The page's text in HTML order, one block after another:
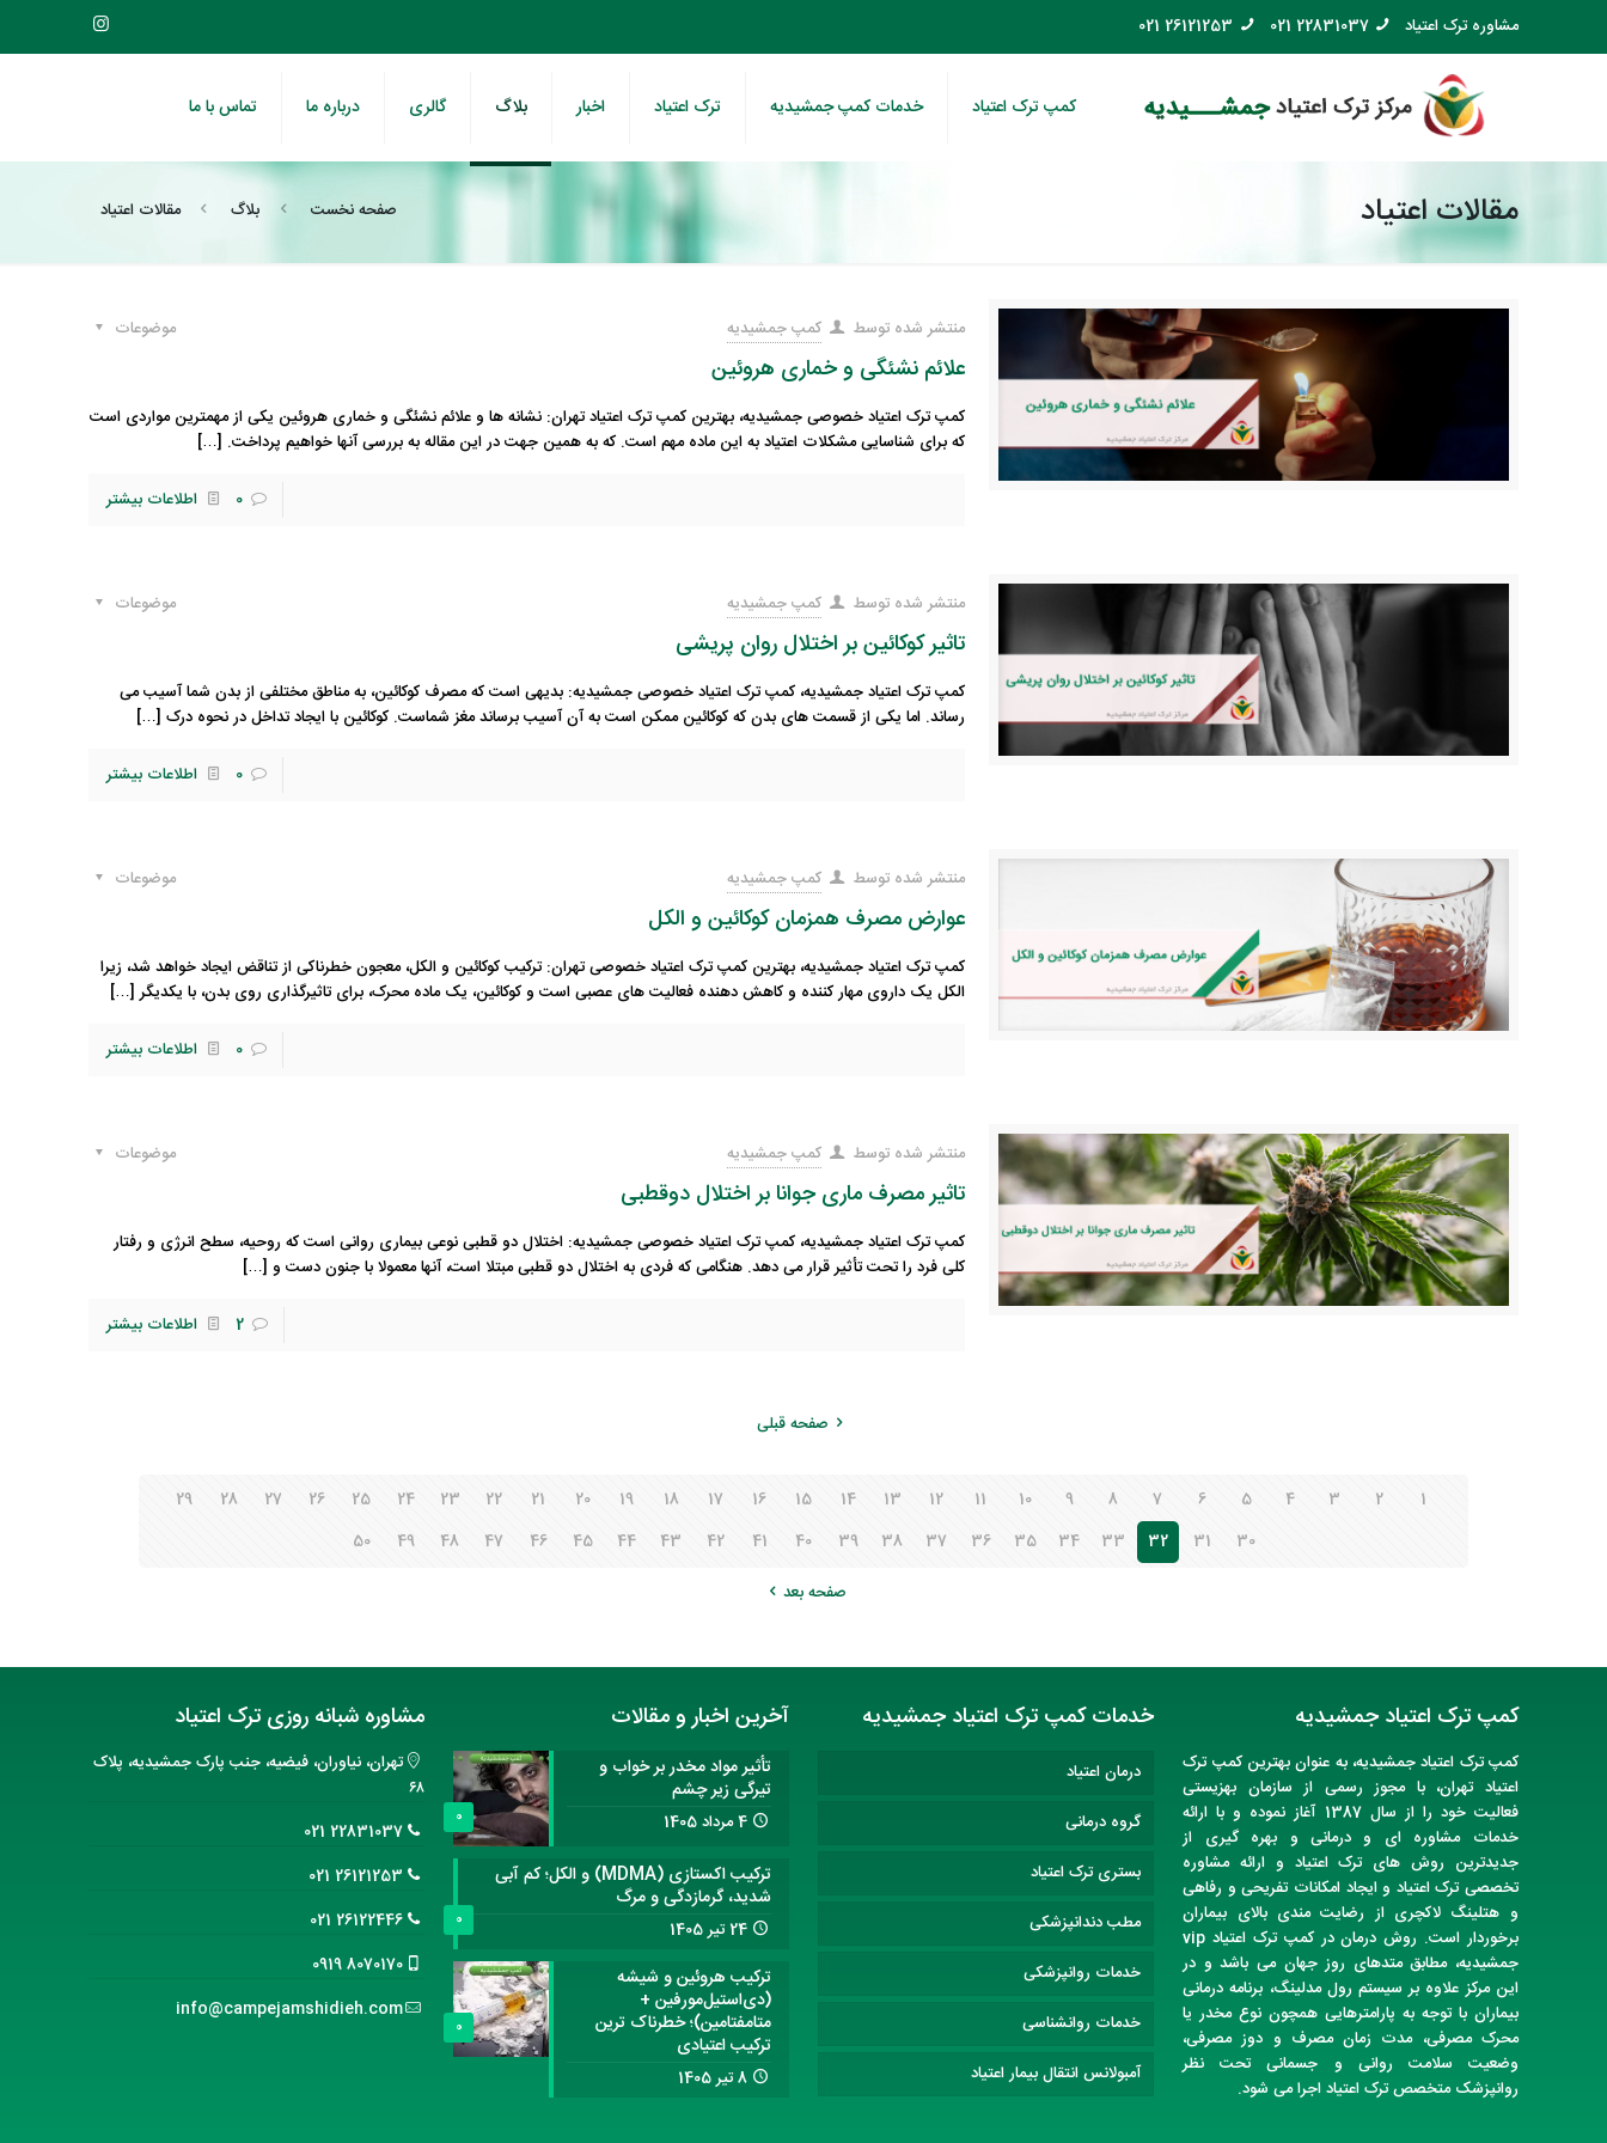
مشاوره ترک اعتیاد 021 22831037
021 26121253
کمپ ترک اعتیاد خدمات کمپ جمشیدیه ترک اعتیاد اخبار بلاگ گالری درباره ما تماس با ما
مقالات اعتیاد صفحه نخست بلاگ مقالات اعتیاد
منتشر شده توسط کمپ جمشیدیه موضوعات
علائم نشئگی و خماری هروئین
کمپ ترک اعتیاد خصوصی جمشیدیه، بهترین کمپ ترک اعتیاد تهران: نشانه ها و علائم نشئگی و خماری هروئین یکی از مهمترین مواردی است
که برای شناسایی مشکلات اعتیاد به این ماده مهم است. که به همین جهت در این مقاله به بررسی آنها خواهیم پرداخت. […]
0 اطلاعات بیشتر
منتشر شده توسط کمپ جمشیدیه موضوعات
تاثیر کوکائین بر اختلال روان پریشی
کمپ ترک اعتیاد جمشیدیه، کمپ ترک اعتیاد خصوصی جمشیدیه: بدیهی است که مصرف کوکائین، به مناطق مختلفی از بدن شما آسیب می
رساند. اما یکی از قسمت های بدن که کوکائین ممکن است به آن آسیب برساند مغز شماست. کوکائین با ایجاد تداخل در نحوه درک[…]
0 اطلاعات بیشتر
منتشر شده توسط کمپ جمشیدیه موضوعات
عوارض مصرف همزمان کوکائین و الکل
کمپ ترک اعتیاد جمشیدیه، بهترین کمپ ترک اعتیاد خصوصی تهران: ترکیب کوکائین و الکل، معجون خطرناکی از تناقض ایجاد خواهد شد، زیرا
الکل یک داروی مهار کننده و کاهش دهنده فعالیت های عصبی است و کوکائین، یک ماده محرک، برای تاثیرگذاری روی بدن، با یکدیگر[…]
0 اطلاعات بیشتر
منتشر شده توسط کمپ جمشیدیه موضوعات
تاثیر مصرف ماری جوانا بر اختلال دوقطبی
کمپ ترک اعتیاد جمشیدیه، کمپ ترک اعتیاد خصوصی جمشیدیه: اختلال دو قطبی نوعی بیماری روانی است که روحیه، سطح انرژی و رفتار
کلی فرد را تحت تأثیر قرار می دهد. هنگامی که فردی به اختلال دو قطبی مبتلا است، آنها معمولا با جنون دست و[…]
2 اطلاعات بیشتر
صفحه قبلی
1
2
3
4
5
6
7
8
9
10
11
12
13
14
15
16
17
18
19
20
21
22
23
24
25
26
27
28
29
30
31
32
33
34
35
36
37
38
39
40
41
42
43
44
45
46
47
48
49
50
صفحه بعد
کمپ ترک اعتیاد جمشیدیه
کمپ ترک اعتیادجمشیدیه، به عنوانبهترین کمپ ترک
اعتیاد تهران، با مجوز رسمی از سازمان بهزیستی
فعالیت خود را از سال 1387 آغاز نموده و با ارائه
خدمات مشاوره ای و درمانی و بهره گیری از
جدیدترین روش های ترک اعتیاد و ارائه مشاوره
تخصصی ترک اعتیاد و ایجاد امکانات تفریحی و رفاهی
و هتلینگ لاکچری از رضایت مندی بالای بیماران
برخوردار است. روش درمان درکمپ ترک اعتیاد vip
جمشیدیه، مطابق متدهای روز جهان می باشد و در
این مرکز علاوه بر سیستم رول مدلینگ، برنامه درمانی
بیماران با توجه به پارامترهایی همچون نوع مخدر یا
محرک مصرفی، مدت زمان مصرف و دوز مصرفی،
وضعیت سلامت روانی و جسمانی تحت نظر
روانپزشک متخصصترک اعتیاداجرا می شود.
خدمات کمپ ترک اعتیاد جمشیدیه
درمان اعتیاد
گروه درمانی
بستری ترک اعتیاد
مطب دندانپزشکی
خدمات روانپزشکی
خدمات روانشناسی
آمبولانس انتقال بیمار اعتیاد
آخرین اخبار و مقالات
0
تأثیر مواد مخدر بر خواب و
تیرگی زیر چشم
4 مرداد 1405
0
ترکیب اکستازی (MDMA) و الکل؛ کم آبی
شدید، گرمازدگی و مرگ
24 تیر 1405
0
ترکیب هروئین و شیشه
(دی‌استیل‌مورفین +
متامفتامین)؛ خطرناک ترین
ترکیب اعتیادی
8 تیر 1405
مشاوره شبانه روزی ترک اعتیاد
تهران، نیاوران، فیضیه، جنب پارک جمشیدیه، پلاک
۶۸
22831037 021
26121253 021
26122446 021
8070170 0919
info@campejamshidieh.com